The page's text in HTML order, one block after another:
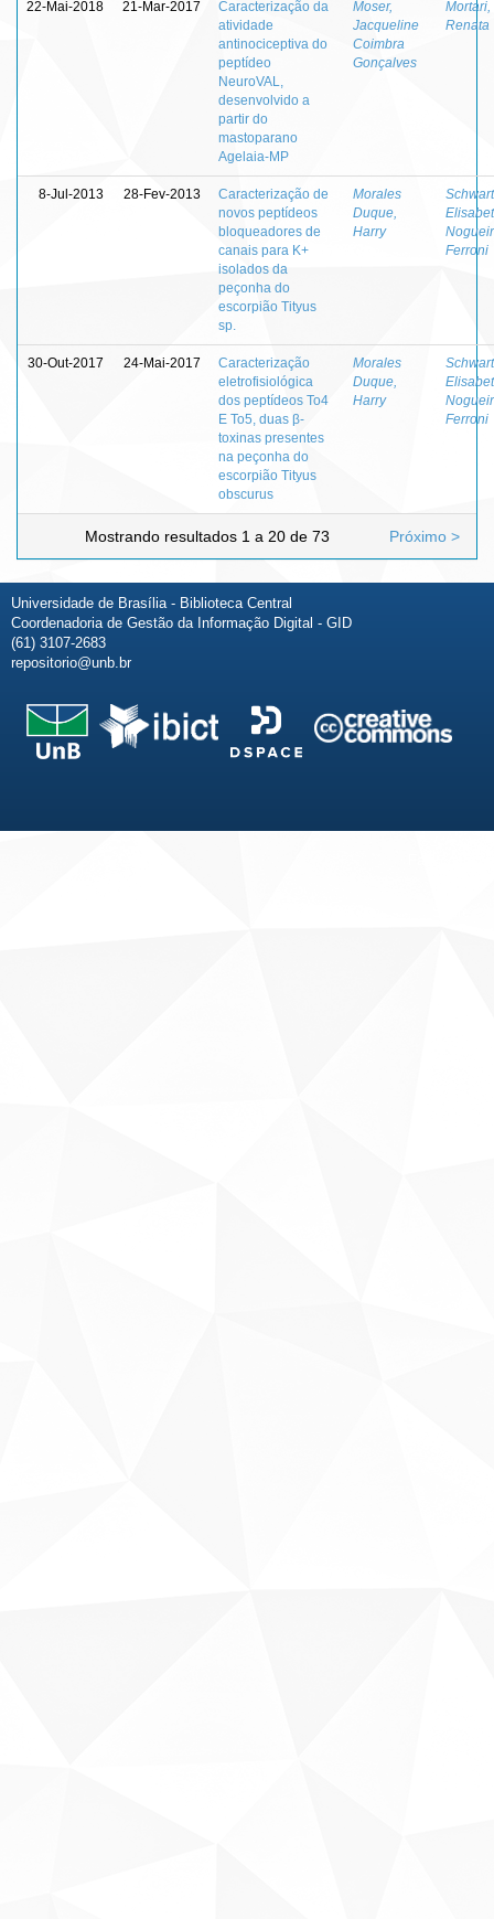
22-Mai-2018 21-Mar-2017
Caracterização da
atividade
antinociceptiva do
peptídeo
NeuroVAL,
desenvolvido a
partir do
mastoparano
Agelaia-MP
Moser,
Jacqueline
Coimbra
Gonçalves
Mortari,
Renata
8-Jul-2013 28-Fev-2013
Caracterização de
novos peptídeos
bloqueadores de
canais para K+
isolados da
peçonha do
escorpião Tityus
sp.
Morales
Duque,
Harry
Ferroni
30-Out-2017 24-Mai-2017
Caracterização
eletrofisiológica
dos peptídeos To4
E To5, duas β-
toxinas presentes
na peçonha do
escorpião Tityus
obscurus
Morales
Duque,
Harry
Ferroni
Mostrando resultados 1 a 20 de 73 Próximo >
Universidade de Brasília - Biblioteca Central
Coordenadoria de Gestão da Informação Digital - GID
(61) 3107-2683
repositorio@unb.br